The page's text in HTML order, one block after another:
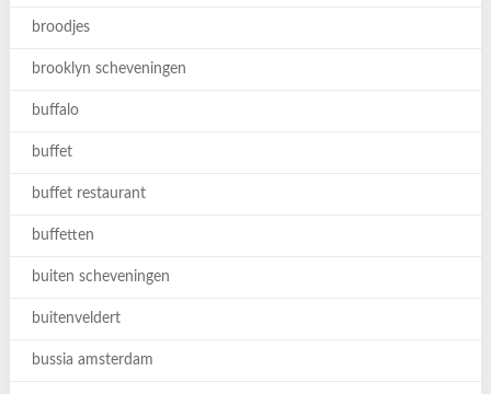
broodjes
brooklyn scheveningen
buffalo
buffet
buffet restaurant
buffetten
buiten scheveningen
buitenveldert
bussia amsterdam